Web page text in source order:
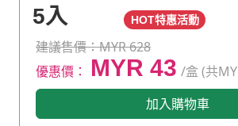
5入 HOT特惠活動
建議售價：MYR 628
優惠價：
MYR 43 /盒 (共
加入購物車